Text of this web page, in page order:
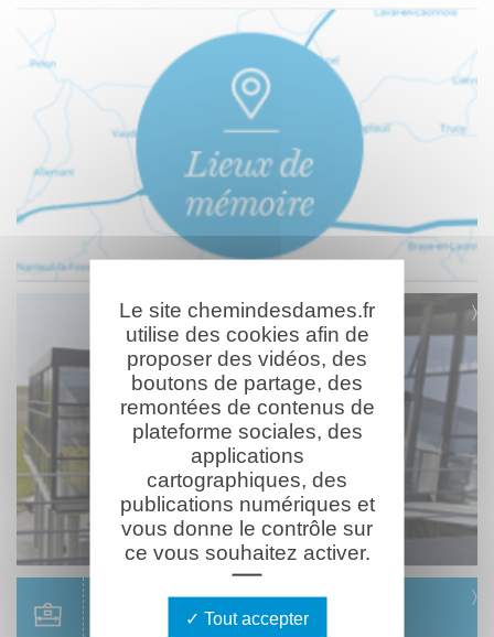
Scolaire
Réservation & informations
Le site chemindesdames.fr
utilise des cookies afin de
proposer des vidéos, des
boutons de partage, des
remontées de contenus de
plateforme sociales, des
applications
cartographiques, des
publications numériques et
vous donne le contrôle sur
ce vous souhaitez activer.
Tout accepter